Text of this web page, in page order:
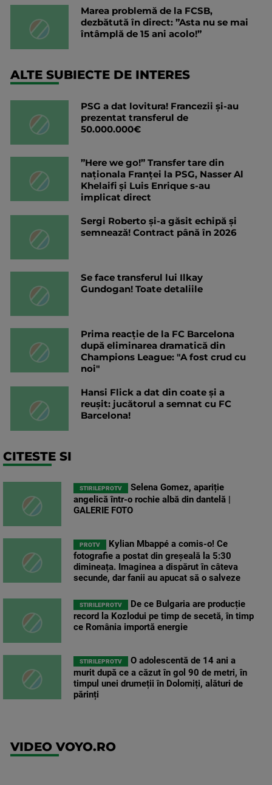
Marea problemă de la FCSB,
dezbătută în direct: ”Asta nu se mai
întâmplă de 15 ani acolo!”
ALTE SUBIECTE DE INTERES
PSG a dat lovitura! Francezii și-au
prezentat transferul de
50.000.000€
”Here we go!” Transfer tare din
naționala Franței la PSG, Nasser Al
Khelaifi și Luis Enrique s-au
implicat direct
Sergi Roberto și-a găsit echipă și
semnează! Contract până în 2026
Se face transferul lui Ilkay
Gundogan! Toate detaliile
Prima reacție de la FC Barcelona
după eliminarea dramatică din
Champions League: "A fost crud cu
noi"
Hansi Flick a dat din coate și a
reușit: jucătorul a semnat cu FC
Barcelona!
CITESTE SI
STIRILEPROTV
Selena Gomez, apariție
angelică într-o rochie albă din dantelă |
GALERIE FOTO
PROTV
Kylian Mbappé a comis-o! Ce
fotografie a postat din greșeală la 5:30
dimineața. Imaginea a dispărut în câteva
secunde, dar fanii au apucat să o salveze
STIRILEPROTV
De ce Bulgaria are producție
record la Kozlodui pe timp de secetă, în timp
ce România importă energie
STIRILEPROTV
O adolescentă de 14 ani a
murit după ce a căzut în gol 90 de metri, în
timpul unei drumeții în Dolomiți, alături de
părinți
VIDEO VOYO.RO